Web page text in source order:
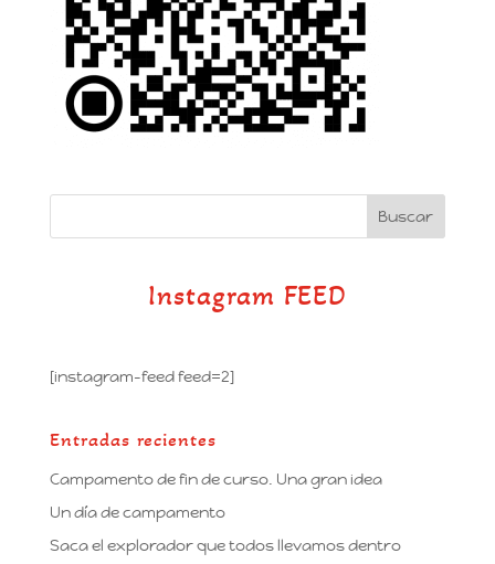
Instagram FEED
[instagram-feed feed=2]
Entradas recientes
Campamento de fin de curso. Una gran idea
Un día de campamento
Saca el explorador que todos llevamos dentro